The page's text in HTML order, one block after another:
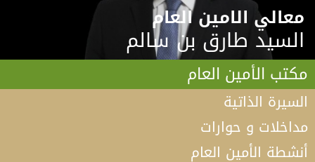
معالي الامين العام
السيد طارق بن سالم
مكتب الأمين العام
السيرة الذاتية
مداخلات و حوارات
أنشطة الأمين العام